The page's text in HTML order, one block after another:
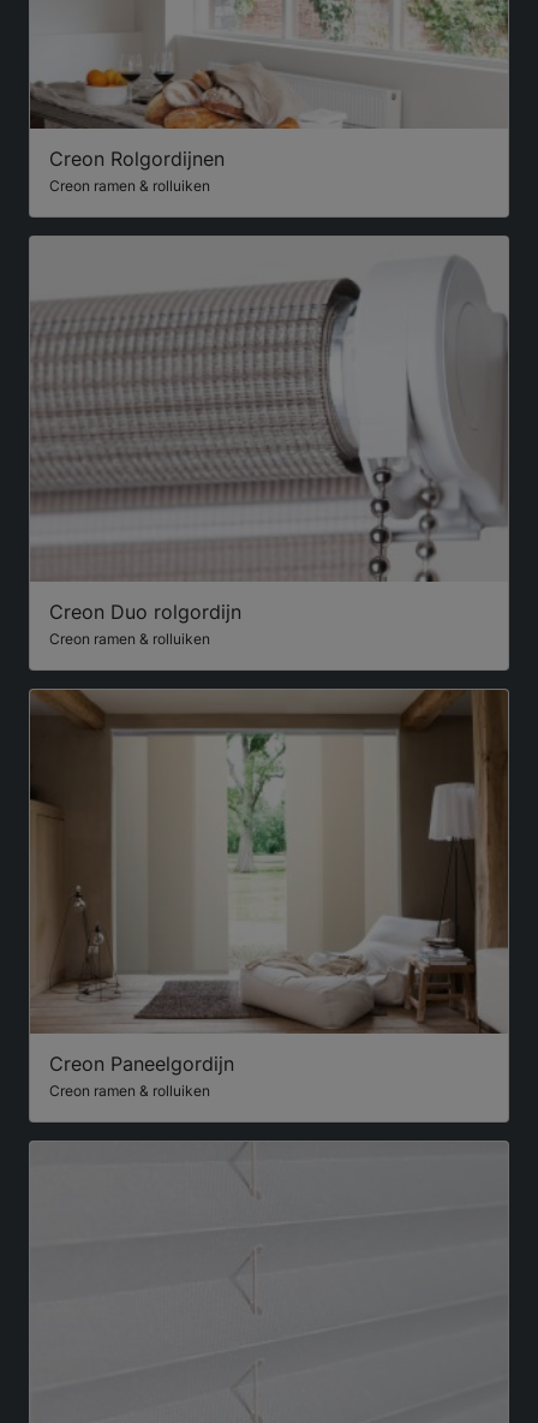
Creon Rolgordijnen
Creon ramen & rolluiken
Creon Duo rolgordijn
Creon ramen & rolluiken
Creon Paneelgordijn
Creon ramen & rolluiken